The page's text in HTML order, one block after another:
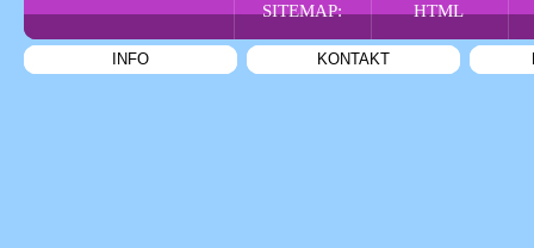
SITEMAP: HTML
INFO KONTAKT